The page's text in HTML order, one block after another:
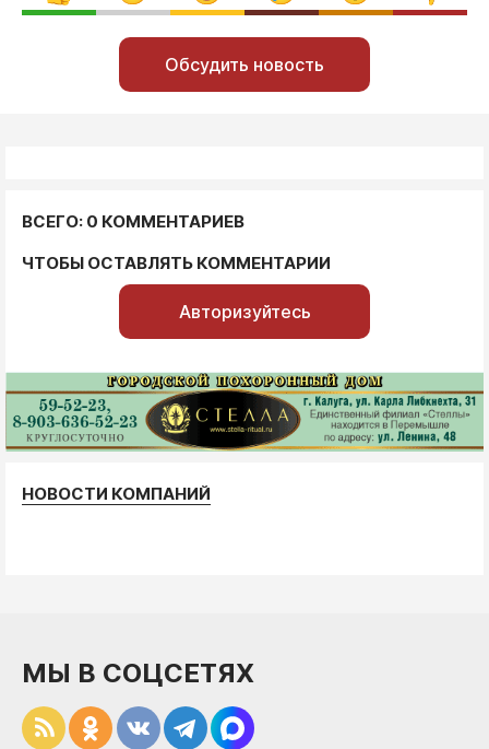
Обсудить новость
ВСЕГО: 0 КОММЕНТАРИЕВ
ЧТОБЫ ОСТАВЛЯТЬ КОММЕНТАРИИ
Авторизуйтесь
НОВОСТИ КОМПАНИЙ
МЫ В СОЦСЕТЯХ